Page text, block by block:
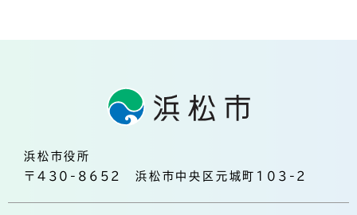
浜松市役所
〒430-8652 浜松市中央区元城町103-2